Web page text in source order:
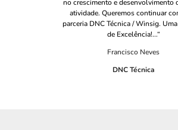
no crescimento e desenvolvimento
atividade. Queremos continuar
parceria DNC Técnica / Winsig.
de Excelência!...“
Francisco Neves
DNC Técnica